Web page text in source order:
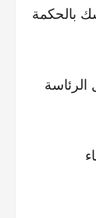
بالحكمة
الرئاسة